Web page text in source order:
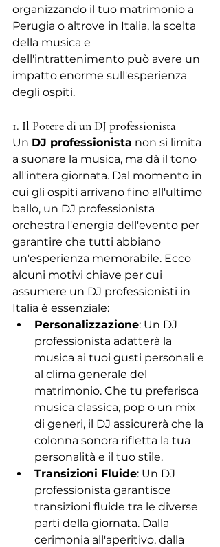
organizzando il tuo matrimonio a
Perugia o altrove in Italia, la scelta
della musica e
dell'intrattenimento può avere un
impatto enorme sull'esperienza
degli ospiti.
1. Il Potere di un DJ professionista
Un DJ professionista non si limita
a suonare la musica, ma dà il tono
all'intera giornata. Dal momento in
cui gli ospiti arrivano fino all'ultimo
ballo, un DJ professionista
orchestra l'energia dell'evento per
garantire che tutti abbiano
un'esperienza memorabile. Ecco
alcuni motivi chiave per cui
assumere un DJ professionisti in
Italia è essenziale:
Personalizzazione: Un DJ
professionista adatterà la
musica ai tuoi gusti personali e
al clima generale del
matrimonio. Che tu preferisca
musica classica, pop o un mix
di generi, il DJ assicurerà che la
colonna sonora rifletta la tua
personalità e il tuo stile.
Transizioni Fluide: Un DJ
professionista garantisce
transizioni fluide tra le diverse
parti della giornata. Dalla
cerimonia all'aperitivo, dalla